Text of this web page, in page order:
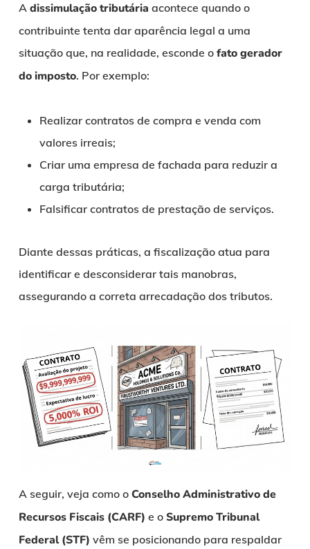
A dissimulação tributária acontece quando o
contribuinte tenta dar aparência legal a uma
situação que, na realidade, esconde ofato gerador
do imposto. Por exemplo:
Realizar contratos de compra e venda com
valores irreais;
Criar uma empresa de fachada para reduzir a
carga tributária;
Falsificar contratos de prestação de serviços.
Diante dessas práticas, a fiscalização atua para
identificar e desconsiderar tais manobras,
assegurando a correta arrecadação dos tributos.
A seguir, veja como o Conselho Administrativo de
Recursos Fiscais (CARF) e o Supremo Tribunal
Federal (STF) vêm se posicionando para respaldar